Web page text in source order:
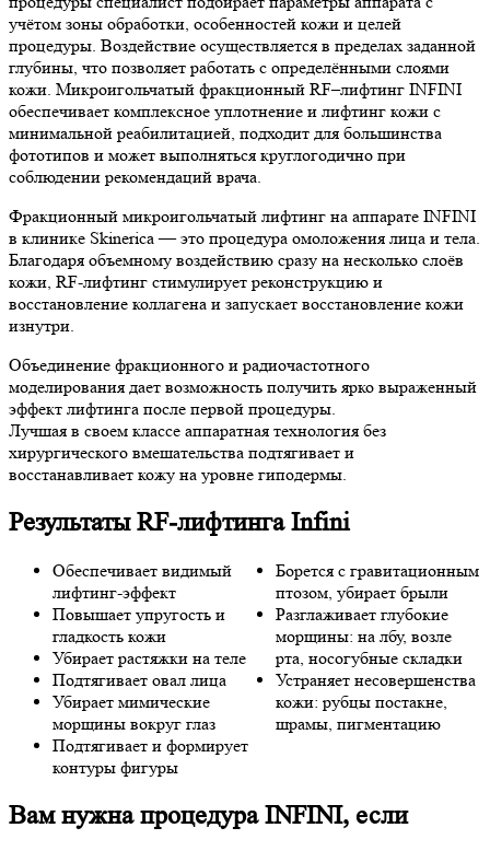
учётом зоны обработки, особенностей кожи и целей
процедуры. Воздействие осуществляется в пределах заданной
глубины, что позволяет работать с определёнными слоями
кожи. Микроигольчатый фракционный RF–лифтинг INFINI
обеспечивает комплексное уплотнение и лифтинг кожи с
минимальной реабилитацией, подходит для большинства
фототипов и может выполняться круглогодично при
соблюдении рекомендаций врача.
Фракционный микроигольчатый лифтинг на аппарате INFINI
в клинике Skinerica — это процедура омоложения лица и тела.
Благодаря объемному воздействию сразу на несколько слоёв
кожи, RF-лифтинг стимулирует реконструкцию и
восстановление коллагена и запускает восстановление кожи
изнутри.
Объединение фракционного и радиочастотного
моделирования дает возможность получить ярко выраженный
эффект лифтинга после первой процедуры.
Лучшая в своем классе аппаратная технология без
хирургического вмешательства подтягивает и
восстанавливает кожу на уровне гиподермы.
Результаты RF-лифтинга Infini
Обеспечивает видимый
лифтинг-эффект
Повышает упругость и
гладкость кожи
Убирает растяжки на теле
Подтягивает овал лица
Убирает мимические
морщины вокруг глаз
Подтягивает и формирует
контуры фигуры
Борется с гравитационным
птозом, убирает брыли
Разглаживает глубокие
морщины: на лбу, возле
рта, носогубные складки
Устраняет несовершенства
кожи: рубцы постакне,
шрамы, пигментацию
Вам нужна процедура INFINI, если